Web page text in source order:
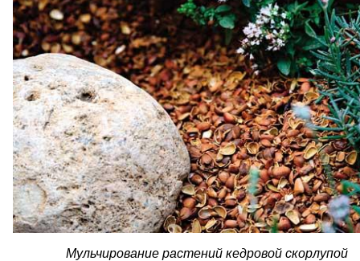
Мульчирование растений кедровой скорлупой